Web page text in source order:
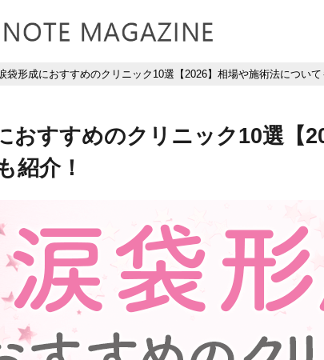
袋形成におすすめのクリニック10選【2026】相場や施術法について
おすすめのクリニック10選【
紹介！